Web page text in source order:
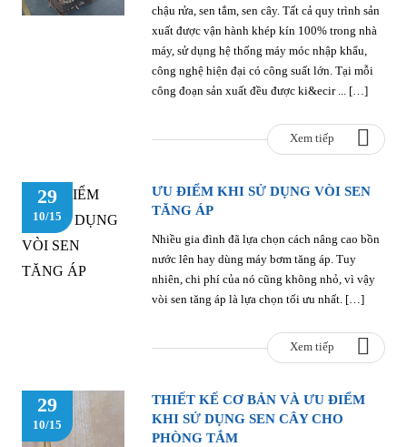
chậu rửa, sen tắm, sen cây. Tất cả quy trình sản
xuất được vận hành khép kín 100% trong nhà
máy, sử dụng hệ thống máy móc nhập khẩu,
công nghệ hiện đại có công suất lớn. Tại mỗi
công đoạn sản xuất đều được ki&ecir ... […]
Xem tiếp
29
10/15
ƯU ĐIỂM KHI SỬ DỤNG VÒI SEN
TĂNG ÁP
Nhiều gia đình đã lựa chọn cách nâng cao bồn
nước lên hay dùng máy bơm tăng áp. Tuy
nhiên, chi phí của nó cũng không nhỏ, vì vậy
vòi sen tăng áp là lựa chọn tối ưu nhất. […]
Xem tiếp
29
10/15
THIẾT KẾ CƠ BẢN VÀ ƯU ĐIỂM
KHI SỬ DỤNG SEN CÂY CHO
PHÒNG TẮM